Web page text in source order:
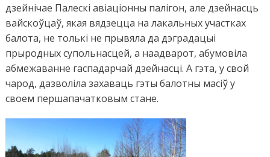
дзейнічае Палескі авіаціонны палігон, але дзейнасць
вайскоўцаў, якая вядзецца на лакальных участках
балота, не толькі не прывяла да дэградацыі
прыродных супольнасцей, а наадварот, абумовіла
абмежаванне гаспадарчай дзейнасці. А гэта, у свой
чарод, дазволіла захаваць гэты балотны масіў у
своем першапачатковым стане.